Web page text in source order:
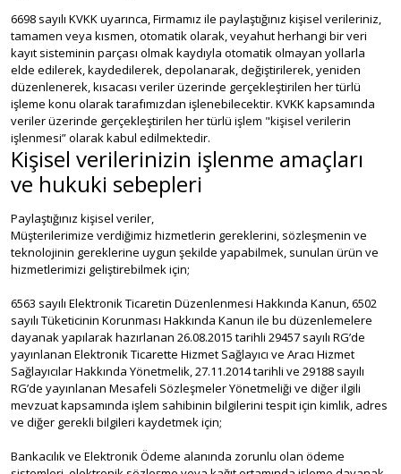
6698 sayılı KVKK uyarınca, Firmamız ile paylaştığınız kişisel verileriniz,
tamamen veya kısmen, otomatik olarak, veyahut herhangi bir veri
kayıt sisteminin parçası olmak kaydıyla otomatik olmayan yollarla
elde edilerek, kaydedilerek, depolanarak, değiştirilerek, yeniden
düzenlenerek, kısacası veriler üzerinde gerçekleştirilen her türlü
işleme konu olarak tarafımızdan işlenebilecektir. KVKK kapsamında
veriler üzerinde gerçekleştirilen her türlü işlem "kişisel verilerin
işlenmesi” olarak kabul edilmektedir.
Kişisel verilerinizin işlenme amaçları
ve hukuki sebepleri
Paylaştığınız kişisel veriler,
Müşterilerimize verdiğimiz hizmetlerin gereklerini, sözleşmenin ve
teknolojinin gereklerine uygun şekilde yapabilmek, sunulan ürün ve
hizmetlerimizi geliştirebilmek için;
6563 sayılı Elektronik Ticaretin Düzenlenmesi Hakkında Kanun, 6502
sayılı Tüketicinin Korunması Hakkında Kanun ile bu düzenlemelere
dayanak yapılarak hazırlanan 26.08.2015 tarihli 29457 sayılı RG’de
yayınlanan Elektronik Ticarette Hizmet Sağlayıcı ve Aracı Hizmet
Sağlayıcılar Hakkında Yönetmelik, 27.11.2014 tarihli ve 29188 sayılı
RG’de yayınlanan Mesafeli Sözleşmeler Yönetmeliği ve diğer ilgili
mevzuat kapsamında işlem sahibinin bilgilerini tespit için kimlik, adres
ve diğer gerekli bilgileri kaydetmek için;
Bankacılık ve Elektronik Ödeme alanında zorunlu olan ödeme